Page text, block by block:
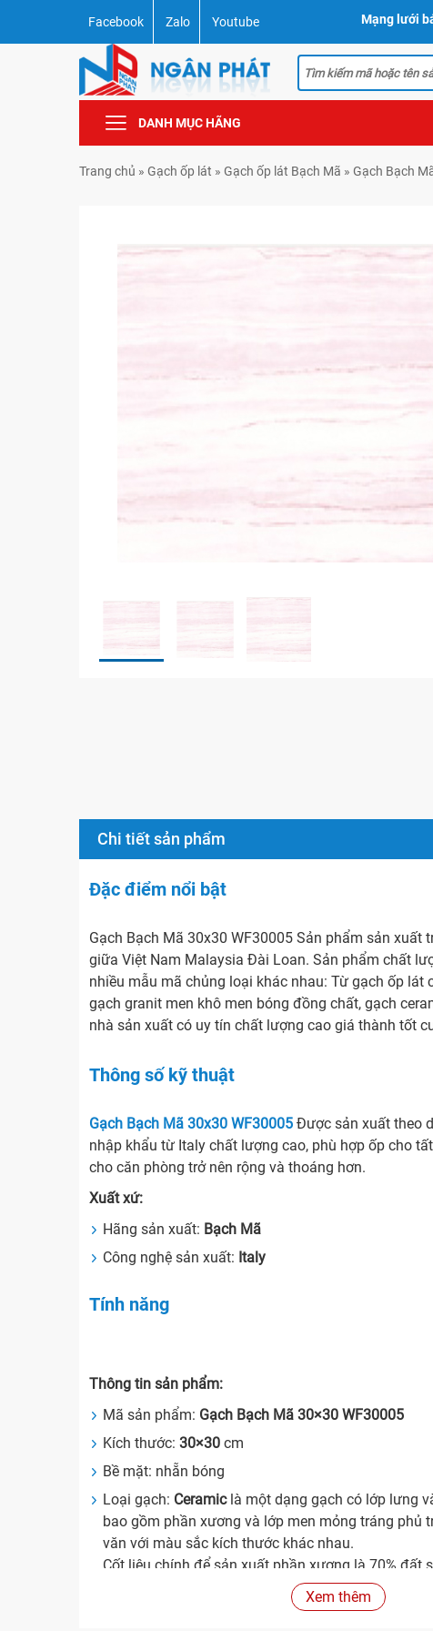
Facebook Zalo Youtube Mạng lưới
DANH MỤC HÃNG
Trang chủ » Gạch ốp lát » Gạch ốp lát Bạch Mã » Gạch Bạch
Chi tiết sản phẩm
Đặc điểm nổi bật
Gạch Bạch Mã 30x30 WF30005 Sản phẩm sản xuất
giữa Việt Nam Malaysia Đài Loan. Sản phẩm chất
nhiều mẫu mã chủng loại khác nhau: Từ gạch ốp lát
gạch granit men khô men bóng đồng chất, gạch
nhà sản xuất có uy tín chất lượng cao giá thành tốt
Thông số kỹ thuật
Gạch Bạch Mã 30x30 WF30005Được sản xuất theo
nhập khẩu từ Italy chất lượng cao, phù hợp ốp cho
cho căn phòng trở nên rộng và thoáng hơn.
Xuất xứ:
Hãng sản xuất: Bạch Mã
Công nghệ sản xuất: Italy
Tính năng
Thông tin sản phẩm:
Mã sản phẩm: Gạch Bạch Mã 30×30 WF30005
Kích thước: 30×30 cm
Bề mặt: nhẵn bóng
Loại gạch: Ceramiclà một dạng gạch có lớp lưng
bao gồm phần xương và lớp men mỏng tráng phủ
văn với màu sắc kích thước khác nhau.
Cốt liệu chính để sản xuất phần xương là 70% đất
Gạch Ceramic được sản xuất theo quy trình 4
Xem thêm